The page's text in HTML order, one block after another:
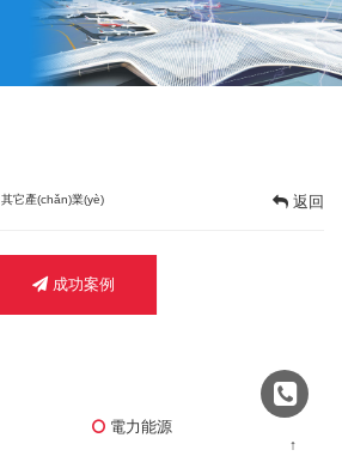
其它產(chǎn)業(yè) 返回
成功案例
電力能源
↑